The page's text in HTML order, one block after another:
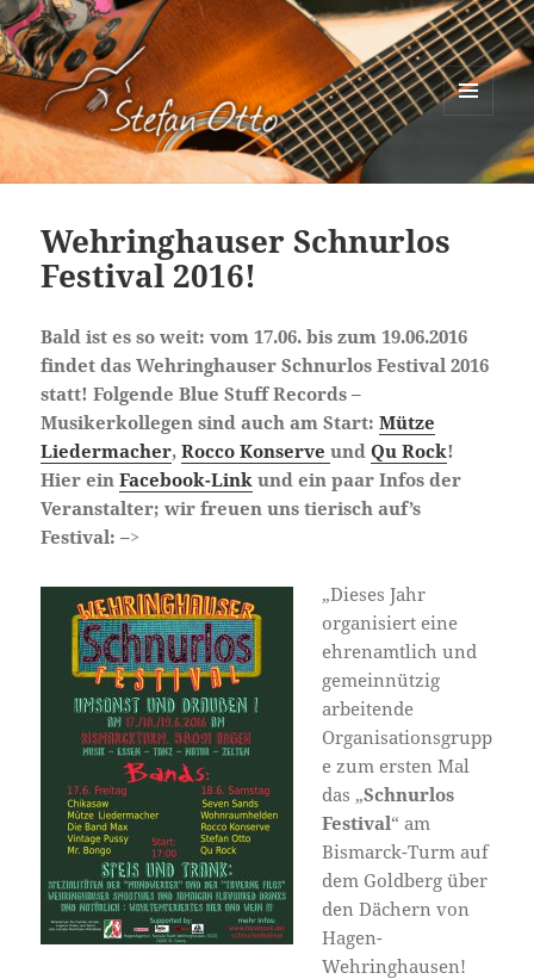
Stefan Otto
WIDGETS
Wehringhauser Schnurlos
Festival 2016!
Bald ist es so weit: vom 17.06. bis zum 19.06.2016
findet das Wehringhauser Schnurlos Festival 2016
statt! Folgende Blue Stuff Records –
Musikerkollegen sind auch am Start:Mütze
Liedermacher,Rocco KonserveundQu Rock!
Hier einFacebook-Link und ein paar Infos der
Veranstalter; wir freuen uns tierisch auf’s
Festival: –>
„Dieses Jahr
organisiert eine
ehrenamtlich und
gemeinnützig
arbeitende
Organisationsgrupp
e zum ersten Mal
das „Schnurlos
Festival“ am
Bismarck-Turm auf
dem Goldberg über
den Dächern von
Hagen-
Wehringhausen!